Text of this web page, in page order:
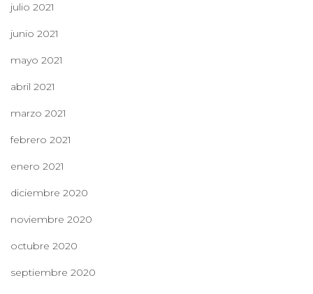
julio 2021
junio 2021
mayo 2021
abril 2021
marzo 2021
febrero 2021
enero 2021
diciembre 2020
noviembre 2020
octubre 2020
septiembre 2020